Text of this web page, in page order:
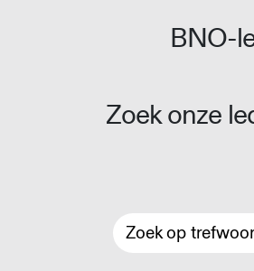
BNO-
Zoek onze